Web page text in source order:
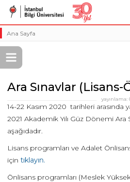
Ana Sayfa
Ara Sınavlar (Lisans-
yayınlama:
14-22 Kasım 2020 tarihleri arasında
2021 Akademik Yılı Güz Dönemi Ara
aşağıdadır.
Lisans programları ve Adalet
için tıklayın.
Önlisans programları (Meslek